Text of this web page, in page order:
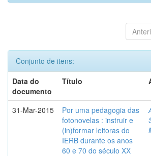
Conjunto de itens:
Data do
documento
Título
31-Mar-2015
Por uma pedagogia das
fotonovelas : instruir e
(in)formar leitoras do
IERB durante os anos
60 e 70 do século XX